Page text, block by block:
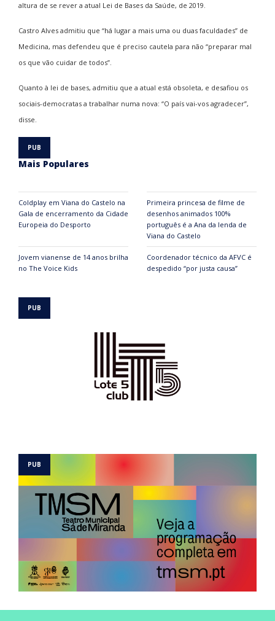
altura de se rever a atual Lei de Bases da Saúde, de 2019.
Castro Alves admitiu que “há lugar a mais uma ou duas faculdades” de
Medicina, mas defendeu que é preciso cautela para não “preparar mal
os que vão cuidar de todos”.
Quanto à lei de bases, admitiu que a atual está obsoleta, e desafiou os
sociais-democratas a trabalhar numa nova: “O país vai-vos agradecer”,
disse.
Mais Populares
Coldplay em Viana do Castelo na
Gala de encerramento da Cidade
Europeia do Desporto
Primeira princesa de filme de
desenhos animados 100%
português é a Ana da lenda de
Viana do Castelo
Jovem vianense de 14 anos brilha
no The Voice Kids
Coordenador técnico da AFVC é
despedido “por justa causa”